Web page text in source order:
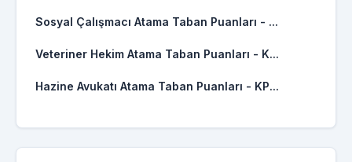
Sosyal Çalışmacı Atama Taban Puanları - ...
Veteriner Hekim Atama Taban Puanları - K...
Hazine Avukatı Atama Taban Puanları - KP...